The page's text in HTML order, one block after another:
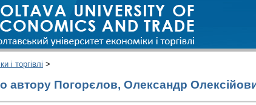
і торгівлі >
автору Погорєлов, Олександр